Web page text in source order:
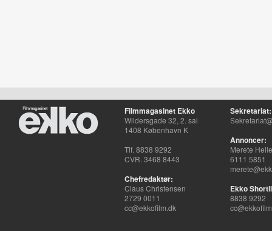
Filmmagasinet Ekko
Wildersgade 32, 2. sal
1408 København K
Tlf. 8838 9292
CVR. 3468 8443
Chefredaktør:
Claus Christensen
2729 0011
cc@ekkofilm.dk
Sekretariat:
Annoncer:
Merete
6111 5851
Ekko
8838 9292